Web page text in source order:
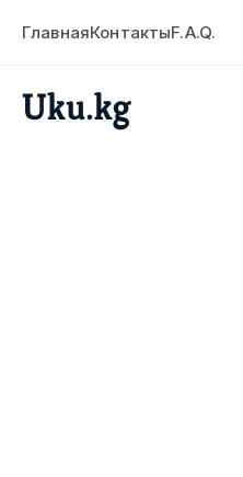
ГлавнаяКонтактыF.A.Q.